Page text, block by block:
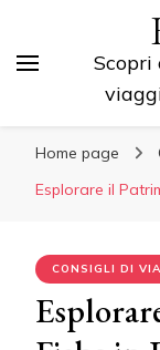
Scopri
Home page
Esplorare il
CONSIGLI DI